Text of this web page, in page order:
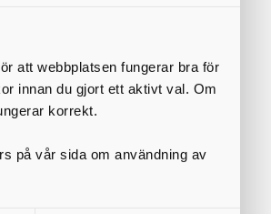
att webbplatsen fungerar bra för
innan du gjort ett aktivt val. Om
korrekt.
på vår sida om användning av